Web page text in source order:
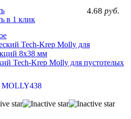
4.68 руб.
в 1 клик
Tech-Krep Molly для пустотелых
MOLLY438